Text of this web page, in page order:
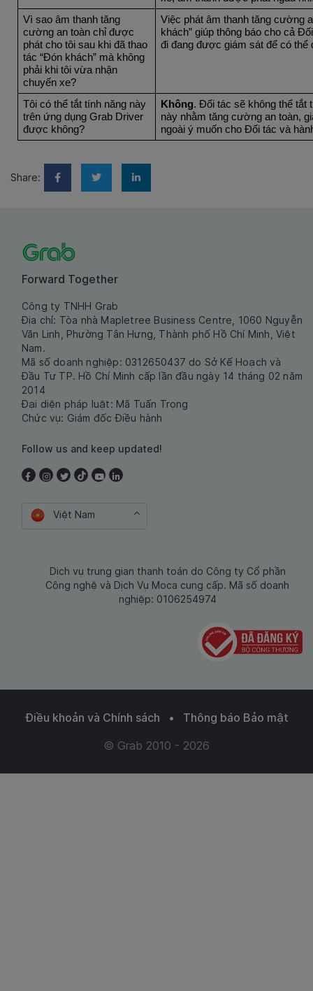
Vì sao âm thanh tăng
cường an toàn chỉ được
phát cho tôi sau khi đã thao
tác “Đón khách” mà không
phải khi tôi vừa nhận
chuyến xe?
Việc phát âm thanh tăng cường
khách” giúp thông báo cho cả
đi đang được giám sát để có
Tôi có thể tắt tính năng này
trên ứng dụng Grab Driver
được không?
Không. Đối tác sẽ không thể tắt
này nhằm tăng cường an toàn,
ngoài ý muốn cho Đối tác và
Share:
Forward Together
Công ty TNHH Grab
Địa chỉ: Tòa nhà Mapletree Business Centre, 1060 Nguyễn
Văn Linh, Phường Tân Hưng, Thành phố Hồ Chí Minh, Việt
Nam.
Mã số doanh nghiệp: 0312650437 do Sở Kế Hoạch và
Đầu Tư TP. Hồ Chí Minh cấp lần đầu ngày 14 tháng 02 năm
2014
Đại diện pháp luật: Mã Tuấn Trọng
Chức vụ: Giám đốc Điều hành
Follow us and keep updated!
Việt Nam
Dịch vụ trung gian thanh toán do Công ty Cổ phần
Công nghệ và Dịch Vụ Moca cung cấp. Mã số doanh
nghiệp: 0106254974
Điều khoản và Chính sách •
Thông báo Bảo mật
© Grab 2010 - 2026